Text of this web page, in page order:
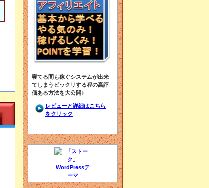
寝てる間も稼ぐシステムが出来
てしまうビックリする程の高評
価ある方法を大公開♪
レビューと詳細はこちら
をクリック